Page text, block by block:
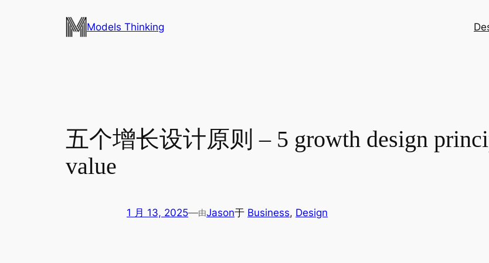
Models Thinking
五个增长设计原则 – 5 growth design
value
1 月 13, 2025—由Jason于 Business, Design